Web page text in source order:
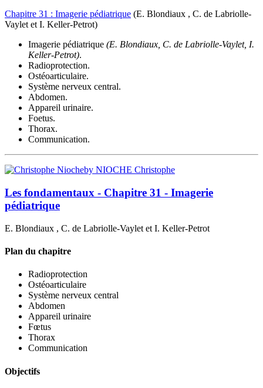
Chapitre 31 : Imagerie pédiatrique (E. Blondiaux , C. de Labriolle-
Vaylet et I. Keller-Petrot)
Imagerie pédiatrique (E. Blondiaux, C. de Labriolle-Vaylet, I.
Keller-Petrot).
Radioprotection.
Ostéoarticulaire.
Système nerveux central.
Abdomen.
Appareil urinaire.
Foetus.
Thorax.
Communication.
by NIOCHE Christophe
Les fondamentaux - Chapitre 31 - Imagerie
pédiatrique
E. Blondiaux , C. de Labriolle-Vaylet et I. Keller-Petrot
Plan du chapitre
Radioprotection
Ostéoarticulaire
Système nerveux central
Abdomen
Appareil urinaire
Fœtus
Thorax
Communication
Objectifs